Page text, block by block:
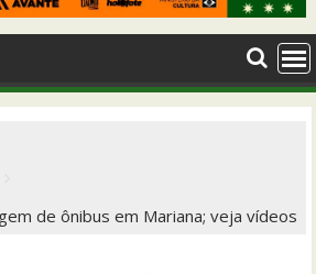
de ônibus em Mariana; veja vídeos